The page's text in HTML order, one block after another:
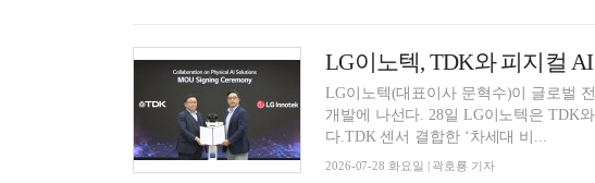
LG이노텍, TDK와 피지컬
LG이노텍(대표이사 문혁수)이 글로벌
개발에 나선다. 28일 LG이노텍은 TDK
다.TDK 센서 결합한 ‘차세대 비...
2026-07-28 화요일 | 곽호룡 기자